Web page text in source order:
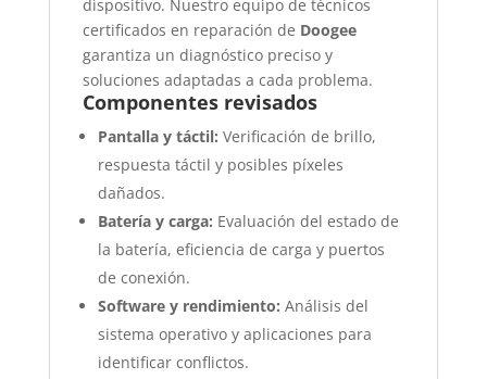
dispositivo. Nuestro equipo de técnicos
certificados en reparación de Doogee
garantiza un diagnóstico preciso y
soluciones adaptadas a cada problema.
Componentes revisados
Pantalla y táctil: Verificación de brillo,
respuesta táctil y posibles píxeles
dañados.
Batería y carga: Evaluación del estado de
la batería, eficiencia de carga y puertos
de conexión.
Software y rendimiento: Análisis del
sistema operativo y aplicaciones para
identificar conflictos.